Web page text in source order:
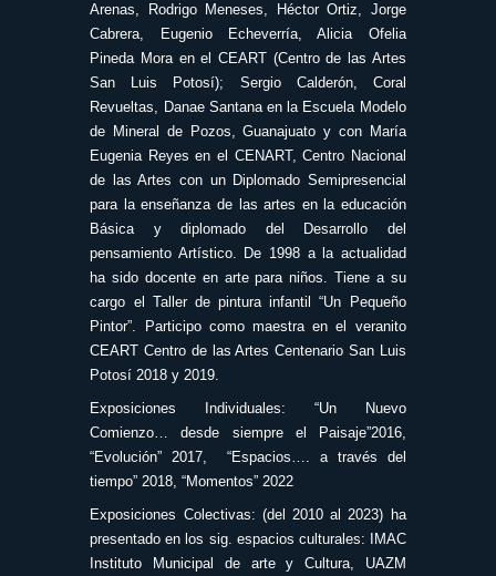
Arenas, Rodrigo Meneses, Héctor Ortiz, Jorge
Cabrera, Eugenio Echeverría, Alicia Ofelia
Pineda Mora en el CEART (Centro de las Artes
San Luis Potosí); Sergio Calderón, Coral
Revueltas, Danae Santana en la Escuela Modelo
de Mineral de Pozos, Guanajuato y con María
Eugenia Reyes en el CENART, Centro Nacional
de las Artes con un Diplomado Semipresencial
para la enseñanza de las artes en la educación
Básica y diplomado del Desarrollo del
pensamiento Artístico. De 1998 a la actualidad
ha sido docente en arte para niños. Tiene a su
cargo el Taller de pintura infantil “Un Pequeño
Pintor”. Participo como maestra en el veranito
CEART Centro de las Artes Centenario San Luis
Potosí 2018 y 2019.
Exposiciones Individuales: “Un Nuevo
Comienzo… desde siempre el Paisaje”2016,
“Evolución” 2017, “Espacios…. a través del
tiempo” 2018, “Momentos” 2022
Exposiciones Colectivas: (del 2010 al 2023) ha
presentado en los sig. espacios culturales: IMAC
Instituto Municipal de arte y Cultura, UAZM